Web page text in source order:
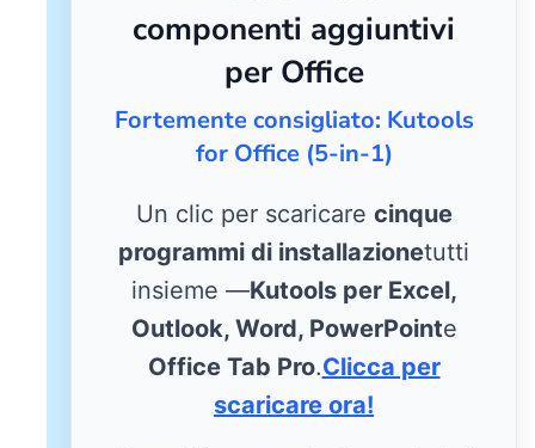
componenti aggiuntivi
per Office
Fortemente consigliato: Kutools
for Office (5-in-1)
Un clic per scaricare cinque
programmi di installazionetutti
insieme —Kutools per Excel,
Outlook, Word, PowerPointe
Office Tab Pro.Clicca per
scaricare ora!